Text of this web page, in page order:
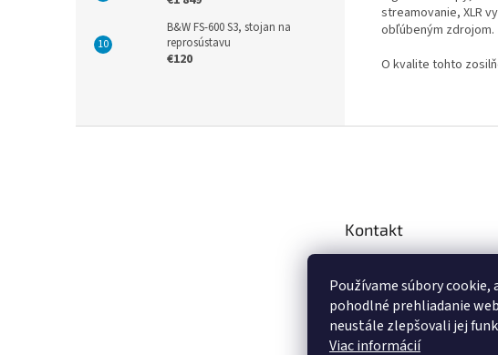
Používame súbory cookie,
pohodlné prehliadanie
neustále zlepšovali jej
Viac informácií
B&W FS-600 S3, stojan na
reprosústavu
€120
streamovanie, XLR
obľúbeným zdrojom.
O kvalite tohto
Kontakt
+421 903 106 751
https://
za.sk